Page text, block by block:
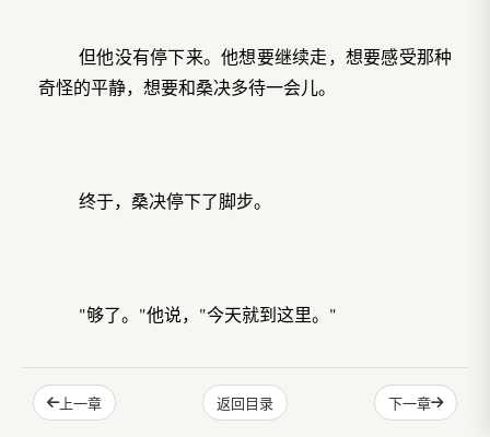
但他没有停下来。他想要继续走，想要感受那种
奇怪的平静，想要和桑决多待一会儿。
终于，桑决停下了脚步。
"够了。"他说，"今天就到这里。"
云栖也停下来，感到一阵眩晕。他扶住旁边的墙
上一章 返回目录 下一章